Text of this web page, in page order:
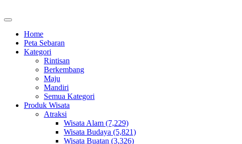
Home
Peta Sebaran
Kategori
Rintisan
Berkembang
Maju
Mandiri
Semua Kategori
Produk Wisata
Atraksi
Wisata Alam (7,229)
Wisata Budaya (5,821)
Wisata Buatan (3,326)